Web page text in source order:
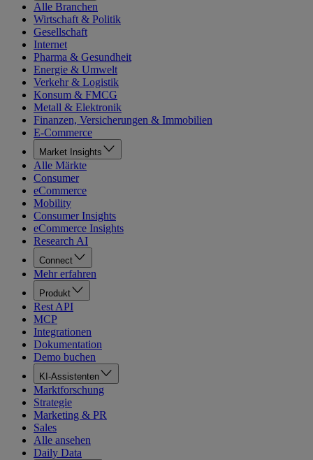
Alle Branchen
Wirtschaft & Politik
Gesellschaft
Internet
Pharma & Gesundheit
Energie & Umwelt
Verkehr & Logistik
Konsum & FMCG
Metall & Elektronik
Finanzen, Versicherungen & Immobilien
E-Commerce
Market Insights
Alle Märkte
Consumer
eCommerce
Mobility
Consumer Insights
eCommerce Insights
Research AI
Connect
Mehr erfahren
Produkt
Rest API
MCP
Integrationen
Dokumentation
Demo buchen
KI-Assistenten
Marktforschung
Strategie
Marketing & PR
Sales
Alle ansehen
Daily Data